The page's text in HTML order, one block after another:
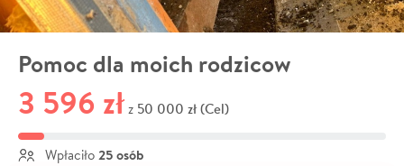
Pomoc dla moich rodzicow
3 596 zł z 50 000 zł (Cel)
Wpłaciło 25 osób